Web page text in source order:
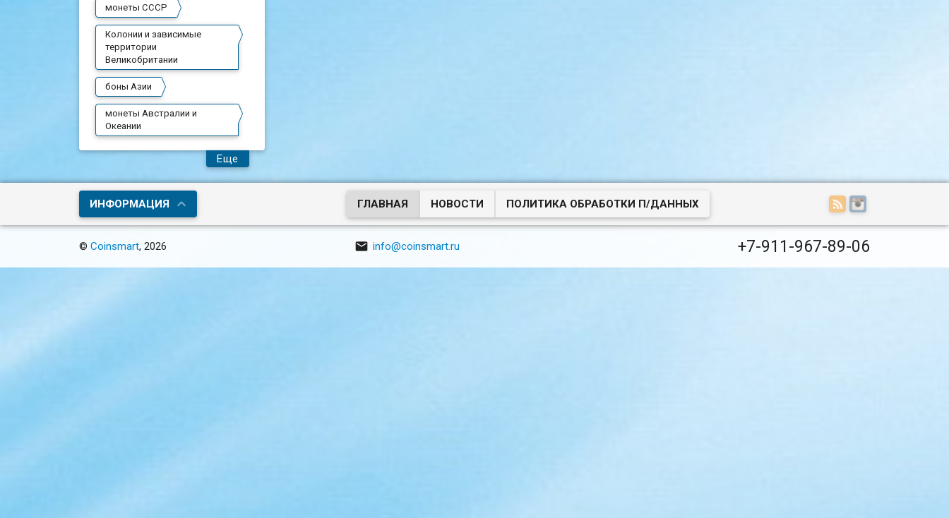
монеты СССР
Колонии и зависимые
территории
Великобритании
боны Азии
монеты Австралии и
Океании
Еще
ИНФОРМАЦИЯ ГЛАВНАЯ НОВОСТИ ПОЛИТИКА ОБРАБОТКИ П/ДАННЫХ
©Coinsmart, 2026  info@coinsmart.ru +7-911-967-89-06